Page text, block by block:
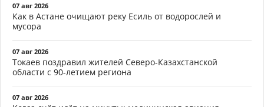
07 авг 2026
Как в Астане очищают реку Есиль от водорослей и
мусора
07 авг 2026
Токаев поздравил жителей Северо-Казахстанской
области с 90-летием региона
07 авг 2026